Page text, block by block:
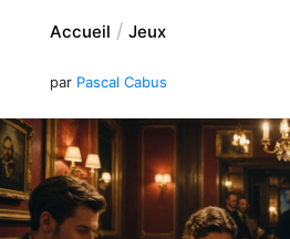
Accueil Jeux
par Pascal Cabus